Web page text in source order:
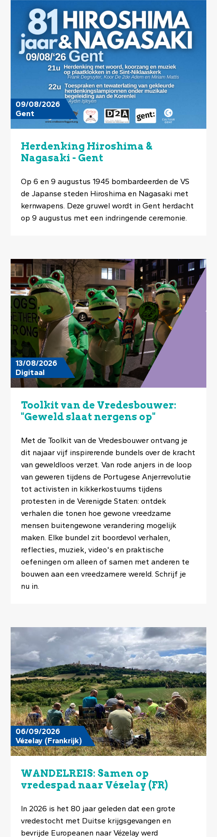
09/08/2026
Gent
Herdenking Hiroshima &
Nagasaki - Gent
Op 6 en 9 augustus 1945 bombardeerden de VS
de Japanse steden Hiroshima en Nagasaki met
kernwapens. Deze gruwel wordt in Gent herdacht
op 9 augustus met een indringende ceremonie.
Image
13/08/2026
Digitaal
Toolkit van de Vredesbouwer:
"Geweld slaat nergens op"
Met de Toolkit van de Vredesbouwer ontvang je
dit najaar vijf inspirerende bundels over de kracht
van geweldloos verzet. Van rode anjers in de loop
van geweren tijdens de Portugese Anjerrevolutie
tot activisten in kikkerkostuums tijdens
protesten in de Verenigde Staten: ontdek
verhalen die tonen hoe gewone vreedzame
mensen buitengewone verandering mogelijk
maken. Elke bundel zit boordevol verhalen,
reflecties, muziek, video's en praktische
oefeningen om alleen of samen met anderen te
bouwen aan een vreedzamere wereld. Schrijf je
nu in.
Image
06/09/2026
Vézelay (Frankrijk)
WANDELREIS: Samen op
vredespad naar Vézelay (FR)
In 2026 is het 80 jaar geleden dat een grote
vredestocht met Duitse krijgsgevangen en
bevrijde Europeanen naar Vézelay werd